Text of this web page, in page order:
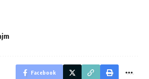
Facebook